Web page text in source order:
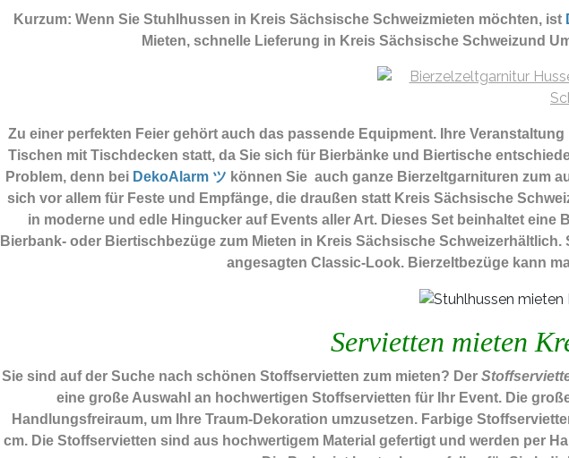
Kurzum: Wenn Sie Stuhlhussen in Kreis Sächsische Schweizmieten möchten, ist
Mieten, schnelle Lieferung in Kreis Sächsische Schweizund
Zu einer perfekten Feier gehört auch das passende Equipment.
Ihre
Tischen mit Tischdecken statt, da Sie sich für Bierbänke und Biertische
Problem, denn bei DekoAlarm ツ können Sie auch ganze Bierzeltgarnituren zum
sich vor allem für Feste und Empfänge, die draußen statt Kreis Sächsische
in moderne und edle Hingucker auf Events aller Art. Dieses Set beinhaltet
Bierbank- oder Biertischbezüge zum Mieten in Kreis Sächsische
angesagten Classic-Look. Bierzeltbezüge kann
Servietten mieten
Sie sind auf der Suche nach schönen Stoffservietten zum mieten? Der
eine große Auswahl an hochwertigen Stoffservietten für Ihr Event. Die
Handlungsfreiraum, um Ihre Traum-Dekoration umzusetzen. Farbige
cm. Die Stoffservietten sind aus hochwertigem Material gefertigt und werden per